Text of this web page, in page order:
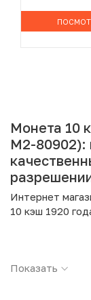
Монета 10
M2-80902):
Интернет
10 кэш 1920
Страна: Китай
Показать